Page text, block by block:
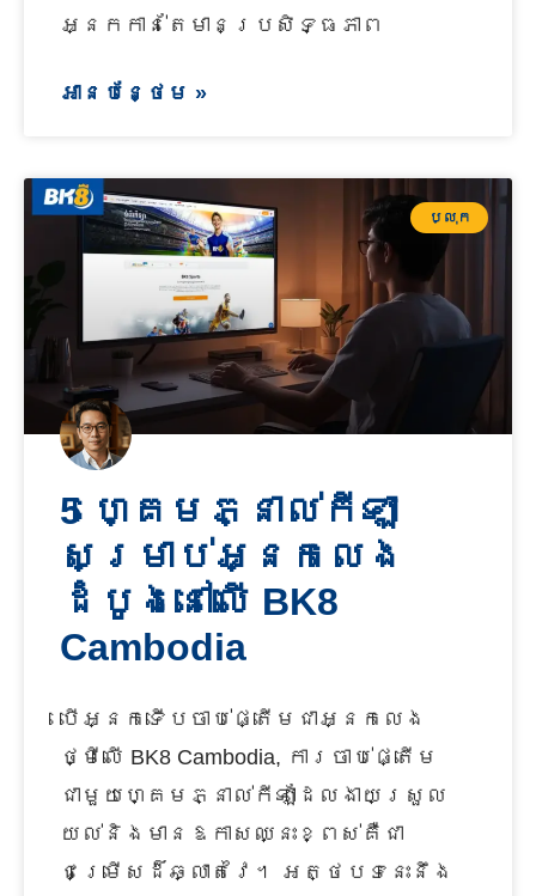
អ្នកកាន់តែមានប្រសិទ្ធភាព
អានបន្ថែម »
ប្លុក
5 ហ្គេមភ្នាល់កីឡា
សម្រាប់អ្នកលេង
ដំបូងនៅលើ BK8
Cambodia
បើអ្នកទើបចាប់ផ្តើមជាអ្នកលេង
ថ្មីលើ BK8 Cambodia, ការចាប់ផ្តើម
ជាមួយហ្គេមភ្នាល់កីឡាដែលងាយស្រួល
យល់និងមានឱកាសឈ្នះខ្ពស់គឺជា
ជម្រើសដ៏ឆ្លាតវៃ។ អត្ថបទនេះនឹង